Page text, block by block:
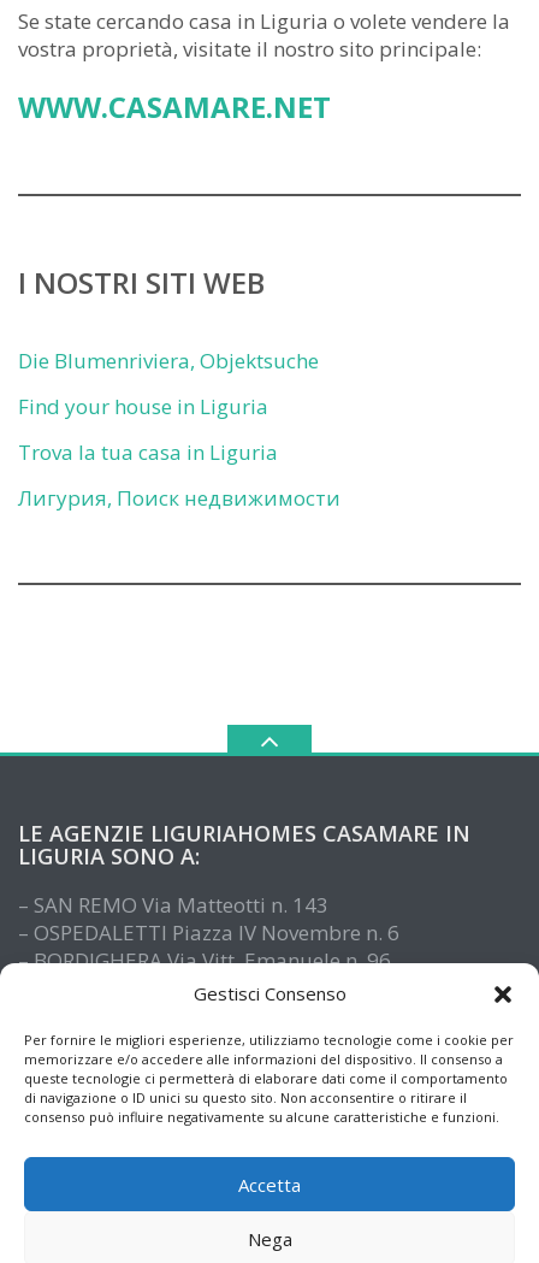
Gestisci Consenso
Per fornire le migliori esperienze, utilizziamo tecnologie come i cookie per
memorizzare e/o accedere alle informazioni del dispositivo. Il consenso a
queste tecnologie ci permetterà di elaborare dati come il comportamento
di navigazione o ID unici su questo sito. Non acconsentire o ritirare il
consenso può influire negativamente su alcune caratteristiche e funzioni.
Accetta
Nega
Se state cercando casa in Liguria o volete vendere la
vostra proprietà, visitate il nostro sito principale:
WWW.CASAMARE.NET
I NOSTRI SITI WEB
Die Blumenriviera, Objektsuche
Find your house in Liguria
Trova la tua casa in Liguria
Лигурия, Поиск недвижимости
LE AGENZIE LIGURIAHOMES CASAMARE IN
LIGURIA SONO A:
– SAN REMO Via Matteotti n. 143
– OSPEDALETTI Piazza IV Novembre n. 6
– BORDIGHERA Via Vitt. Emanuele n. 96
– IMPERIA Piazza De Amicis n. 15
– ALASSIO Via XX Settembre n. 61